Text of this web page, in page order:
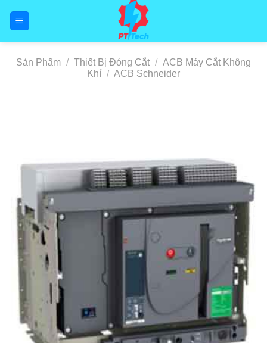
Sản Phẩm / Thiết Bị Đóng Cắt / ACB Máy Cắt Không
Khí / ACB Schneider